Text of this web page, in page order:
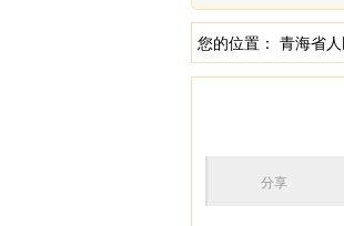
您的位置： 青海省
分享